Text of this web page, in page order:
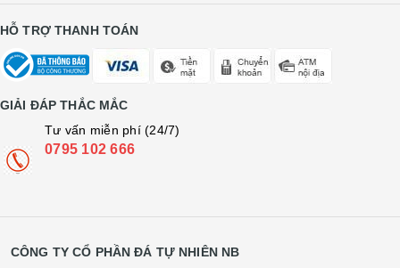
HỖ TRỢ THANH TOÁN
GIẢI ĐÁP THẮC MẮC
Tư vấn miễn phí (24/7)
0795 102 666
CÔNG TY CỔ PHẦN ĐÁ TỰ NHIÊN NB